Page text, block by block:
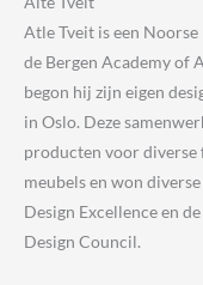
Atle Tveit is een
de Bergen Academy of
begon hij zijn eigen
in Oslo. Deze
producten voor diverse
meubels en won
Design Excellence en
Design Council.